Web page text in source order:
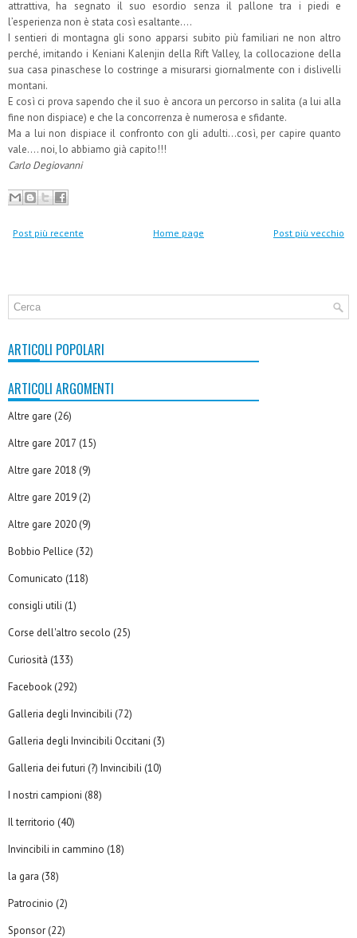
attrattiva, ha segnato il suo esordio senza il pallone tra i piedi e
l’esperienza non è stata così esaltante….
I sentieri di montagna gli sono apparsi subito più familiari ne non altro
perché, imitando i Keniani Kalenjin della Rift Valley, la collocazione della
sua casa pinaschese lo costringe a misurarsi giornalmente con i dislivelli
montani.
E così ci prova sapendo che il suo è ancora un percorso in salita (a lui alla
fine non dispiace) e che la concorrenza è numerosa e sfidante.
Ma a lui non dispiace il confronto con gli adulti…così, per capire quanto
vale…. noi, lo abbiamo già capito!!!
Carlo Degiovanni
Post più recente Post più vecchio
Home page
ARTICOLI POPOLARI
ARTICOLI ARGOMENTI
Altre gare (26)
Altre gare 2017 (15)
Altre gare 2018 (9)
Altre gare 2019 (2)
Altre gare 2020 (9)
Bobbio Pellice (32)
Comunicato (118)
consigli utili (1)
Corse dell'altro secolo (25)
Curiosità (133)
Facebook (292)
Galleria degli Invincibili (72)
Galleria degli Invincibili Occitani (3)
Galleria dei futuri (?) Invincibili (10)
I nostri campioni (88)
Il territorio (40)
Invincibili in cammino (18)
la gara (38)
Patrocinio (2)
Sponsor (22)